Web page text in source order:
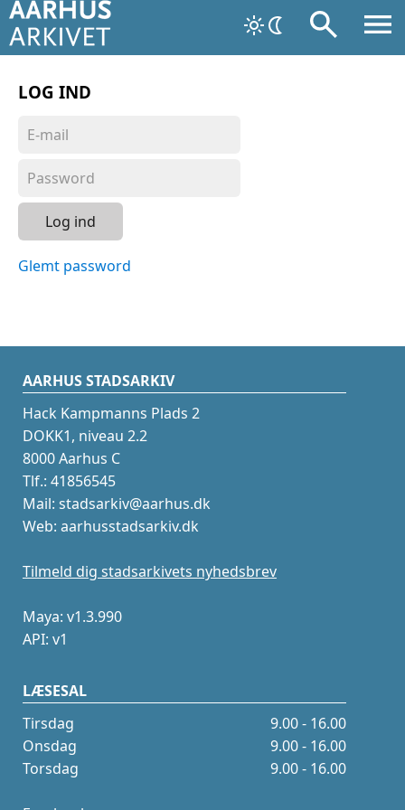
LOG IND
Log ind
Glemt password
AARHUS STADSARKIV
Hack Kampmanns Plads 2
DOKK1, niveau 2.2
8000 Aarhus C
Tlf.: 41856545
Mail: stadsarkiv@aarhus.dk
Web: aarhusstadsarkiv.dk
Tilmeld dig stadsarkivets nyhedsbrev
Maya: v1.3.990
API: v1
LÆSESAL
Tirsdag
9.00 - 16.00
Onsdag
9.00 - 16.00
Torsdag
9.00 - 16.00